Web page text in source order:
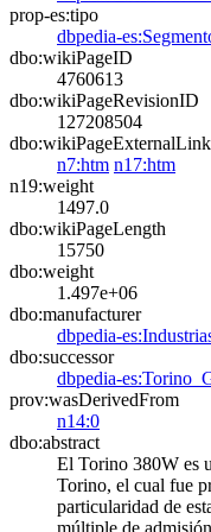
prop-es:tipo
dbpedia-
dbo:wikiPageID
4760613
dbo:wikiPageRevisionID
127208504
dbo:wikiPageExternalLink
n7:htm n17:htm
n19:weight
1497.0
dbo:wikiPageLength
15750
dbo:weight
1.497e+06
dbo:manufacturer
dbpedia-
dbo:successor
dbpedia-
prov:wasDerivedFrom
n14:0
dbo:abstract
El Torino 380W es
Torino, el cual fue
particularidad de
múltiple de